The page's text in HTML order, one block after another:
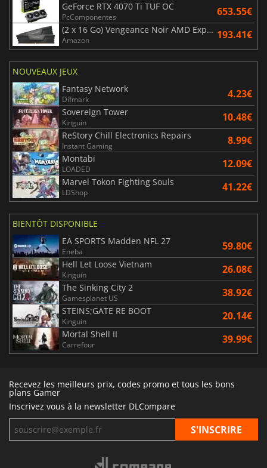
GeForce RTX 4070 Ti TUF OC
PcComponentes 653.55€
(2 x 16 Go) Vengeance Noir AMD Expo 6000 MHz - CAS 30
Amazon 193.41€
NOUVEAUX JEUX
Fantasy Network
Difmark 4.23€
Sovereign Tower
Kinguin 10.48€
ReStory Chill Electronics Repairs
Instant Gaming 8.99€
Montabi
LOADED 12.09€
Marvel Tokon Fighting Souls
LDShop 41.22€
BIENTÔT DISPONIBLE
EA SPORTS Madden NFL 27
Eneba 59.80€
Hell Let Loose Vietnam
Kinguin 26.08€
The Sinking City 2
Gamesplanet US 38.92€
STEINS;GATE RE BOOT
Kinguin 20.14€
Mortal Shell II
Carrefour 39.99€
Recevez les meilleurs prix, codes promo et tous les bons
plans Gamer
Inscrivez vous à la newsletter DLCompare